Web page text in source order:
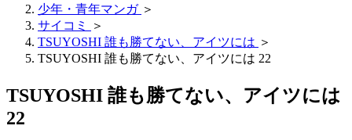
少年・青年マンガ ＞
サイコミ
＞
TSUYOSHI 誰も勝てない、アイツには ＞
TSUYOSHI 誰も勝てない、アイツには 22
TSUYOSHI 誰も勝てない、アイツには
22